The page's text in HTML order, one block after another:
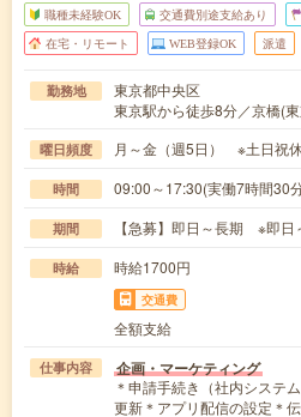
職種未経験OK 交通費別途支給あり
在宅・リモート WEB登録OK 派遣
勤務地
東京都中央区
東京駅から徒歩8分／京橋(
曜日頻度 月～金（週5日） ※土日祝
時間 09:00～17:30(実働7時間30
期間 【急募】即日～長期 ※即日
時給 時給1700円
交通費
全額支給
仕事内容 企画・マーケティング
＊申請手続き（社内システ
更新＊アプリ配信の設定＊